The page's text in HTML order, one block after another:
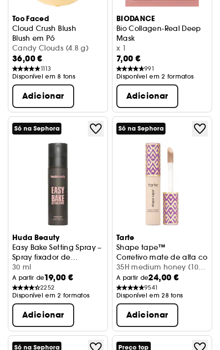
Too Faced
Cloud Crush Blush
Blush em Pó
Candy Clouds (4.8 g)
36,00 €
1113
Disponível em 8 tons
Adicionar
BIODANCE
Bio Collagen-Real Deep
Mask
Máscara hidratante e
x 1
7,00 €
991
Disponível em 2 formatos
Adicionar
Só na Sephora
Huda Beauty
Easy Bake Setting Spray –
Spray fixador de
maquilhagem até 16
horas
30 ml
A partir de19,00 €
2252
Disponível em 2 formatos
Adicionar
Só na Sephora
Tarte
Shape tape™
Corretivo mate de alta
35H medium honey (10
ml)
A partir de24,00 €
9541
Disponível em 28 tons
Adicionar
Só na Sephora Preço top